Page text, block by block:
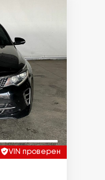
VIN проверен